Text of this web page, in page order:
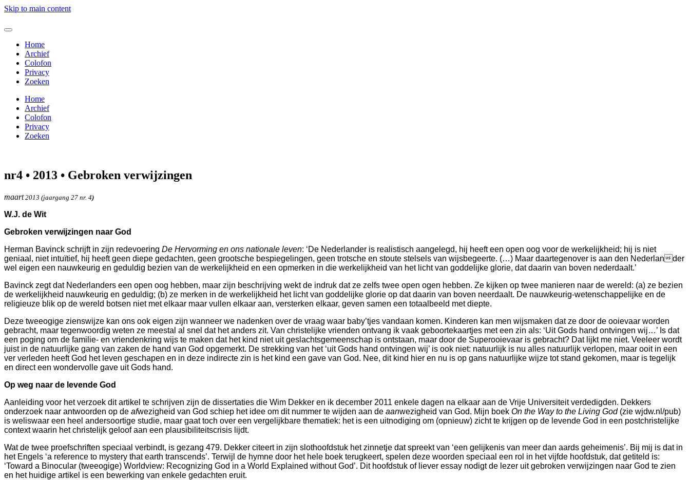
Skip to main content
Home
Archief
Colofon
Privacy
Zoeken
Home
Archief
Colofon
Privacy
Zoeken
nr4 • 2013 • Gebroken verwijzingen
maart2013 (jaargang 27 nr. 4)
W.J. de Wit
Gebroken verwijzingen naar God
Herman Bavinck schrijft in zijn redevoering De Hervorming en ons nationale leven: ‘De Nederlander is realistisch aangelegd, hij heeft een open oog voor de werkelijkheid; hij is niet
geniaal, niet intuïtief, hij heeft geen diepe gedachten, geen grootsche bespiegelingen, geen trotsche en stoute stelsels van wijsbegeerte. (…) Maar daartegenover is aan den Nederlander
wel eigen een nauwkeurig en geduldig bezien van de werkelijkheid en een opmerken in die werkelijkheid van het licht van goddelijke glorie, dat daarin van boven nederdaalt.’
Bavinck zegt dat Nederlanders een open oog hebben, maar zijn beschrijving wekt de indruk dat ze zelfs twee open ogen hebben. Ze kijken op twee manieren naar de wereld: (a) ze bezien
de werkelijkheid nauwkeurig en geduldig; (b) ze merken in de werkelijkheid het licht van goddelijke glorie op dat daarin van boven neerdaalt. De nauwkeurig-wetenschappelijke en de
religieuze blik op de wereld botsen niet met elkaar maar vullen elkaar aan, versterken elkaar, geven samen een totaalbeeld met diepte.
Deze tweeogige zienswijze kan ons ook eigen zijn wanneer we nadenken over de vraag waar baby’tjes vandaan komen. Kinderen kan men wijsmaken dat ze door de ooievaar worden
gebracht, maar tegenwoordig weten ze meestal al snel dat het anders zit. Van christelijke vrienden ontvang ik vaak geboortekaartjes met een zin als: ‘Uit Gods hand ontvingen wij…’ Is dat
een poging om de familie- en vriendenkring wijs te maken dat het kind niet uit geslachtsgemeenschap is ontstaan, maar door de Superooievaar is gebracht? Dat lijkt me niet. Veeleer wordt
juist in de natuurlijke gang van zaken de hand van God opgemerkt. De strekking van het ‘uit Gods hand ontvingen wij’ is ook niet: natuurlijk is nu alles natuurlijk verlopen, maar ooit in een
ver verleden heeft God het leven geschapen en in deze indirecte zin is het kind een gave van God. Nee, dit kind hier en nu is op gans natuurlijke wijze tot stand gekomen, maar is tegelijk
en direct een wondervolle gave uit Gods hand.
Op weg naar de levende God
Aanleiding voor het verzoek dit artikel te schrijven zijn de dissertaties die Wim Dekker en ik december 2011 enkele dagen na elkaar aan de Vrije Universiteit verdedigden. Dekkers
onderzoek naar antwoorden op de afwezigheid van God schiep het idee om dit nummer te wijden aan de aanwezigheid van God. Mijn boek On the Way to the Living God(zie wjdw.nl/pub)
is weliswaar een heel andersoortige studie, maar gaat toch over een vergelijkbare thematiek: het is een uitnodiging om (opnieuw) zicht te krijgen op de levende God in een postchristelijke
context waarin het christelijk geloof aan een plausibiliteitscrisis lijdt.
Wat de twee proefschriften speciaal verbindt, is gezang 479. Dekker citeert in zijn slothoofdstuk het zinnetje dat spreekt van ‘een gelijkenis van meer dan aards geheimenis’. Bij mij is dat in
het Engels ‘a reference to mystery that earth transcends’. Terwijl de hymne door het hele boek terugkeert, spelen deze woorden speciaal een rol in het vijfde hoofdstuk, dat getiteld is:
‘Toward a Binocular (tweeogige) Worldview: Recognizing God in a World Explained without God’. Dit hoofdstuk of liever essay nodigt de lezer uit gebroken verwijzingen naar God te zien
en het huidige artikel is een bewerking van enkele gedachten eruit.